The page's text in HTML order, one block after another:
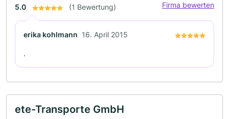
5.0 (1 Bewertung) Firma bewerten
erika kohlmann 16. April 2015
.
ete-Transporte GmbH